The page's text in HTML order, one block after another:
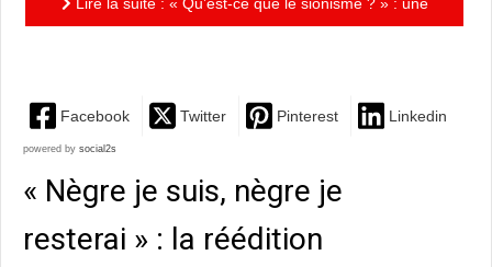
Facebook Twitter Pinterest Linkedin
powered by social2s
« Nègre je suis, nègre je
resterai » : la réédition